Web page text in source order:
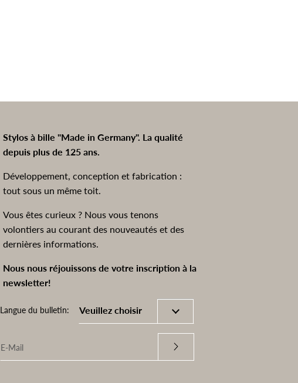
Stylos à bille "Made in Germany". La qualité
depuis plus de 125 ans.
Développement, conception et fabrication :
tout sous un même toit.
Vous êtes curieux ? Nous vous tenons
volontiers au courant des nouveautés et des
dernières informations.
Nous nous réjouissons de votre inscription à la
newsletter!
Langue du bulletin: